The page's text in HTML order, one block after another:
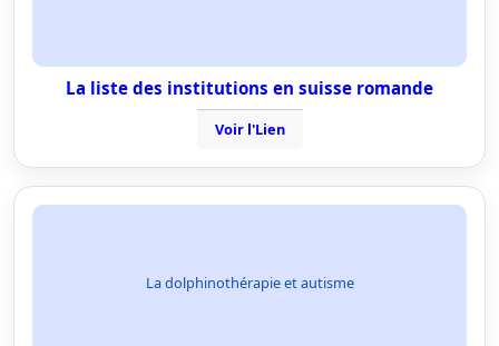
La liste des institutions en suisse romande
Voir l'Lien
La dolphinothérapie et autisme